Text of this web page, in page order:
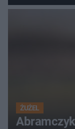
ŻUŻEL